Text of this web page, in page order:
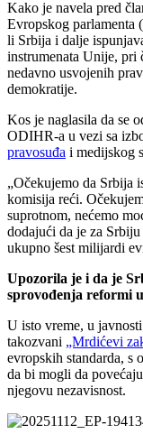
Kako je navela pred
Evropskog parlamenta
li Srbija i dalje
instrumenata Unije, pri
nedavno usvojenih
demokratije.
Kos je naglasila da se
ODIHR-a u vezi sa
pravosuđa i medijskog
„Očekujemo da Srbija
komisija reći.
suprotnom, nećemo
dodajući da je za
ukupno šest milijardi
Upozorila je i da je
sprovođenja reformi
U isto vreme, u
takozvani „Mrdićevi
evropskih standarda, s
da bi mogli da
njegovu nezavisnost.